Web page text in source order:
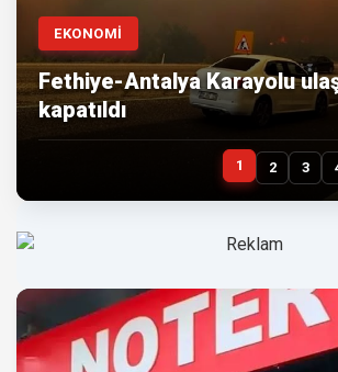
EKONOMİ
Fethiye-Antalya Karayolu
kapatıldı
1 2 3